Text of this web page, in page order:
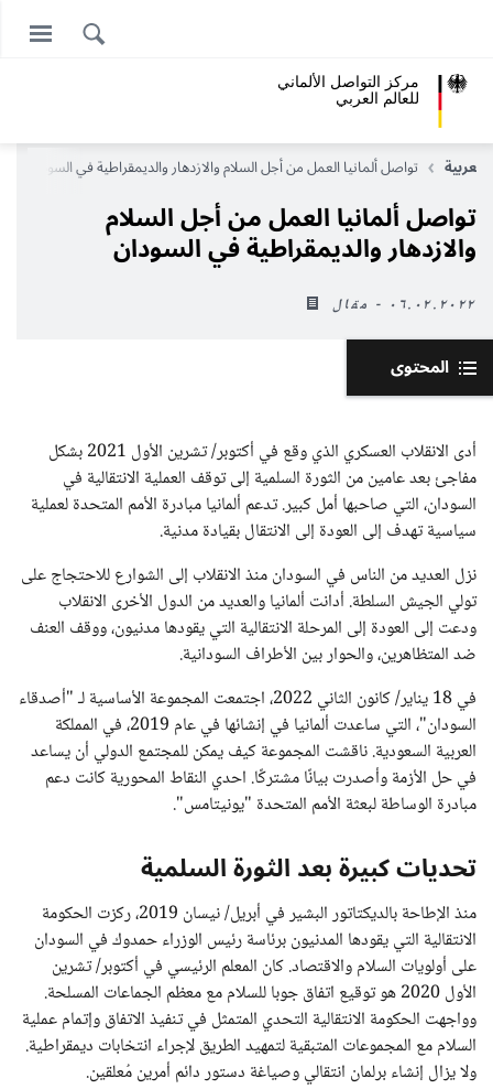
مركز التواصل الألماني
للعالم العربي
العربية تواصل ألمانيا العمل من أجل السلام والازدهار والديمقراطية في السودان
تواصل ألمانيا العمل من أجل السلام
والازدهار والديمقراطية في السودان
٠٦.٠٢.٢٠٢٢ - مقال
المحتوى
أدى الانقلاب العسكري الذي وقع في أكتوبر/ تشرين الأول 2021 بشكل
مفاجئ بعد عامين من الثورة السلمية إلى توقف العملية الانتقالية في
السودان، التي صاحبها أمل كبير. تدعم ألمانيا مبادرة الأمم المتحدة لعملية
سياسية تهدف إلى العودة إلى الانتقال بقيادة مدنية.
نزل العديد من الناس في السودان منذ الانقلاب إلى الشوارع للاحتجاج على
تولي الجيش السلطة. أدانت ألمانيا والعديد من الدول الأخرى الانقلاب
ودعت إلى العودة إلى المرحلة الانتقالية التي يقودها مدنيون، ووقف العنف
ضد المتظاهرين، والحوار بين الأطراف السودانية.
في 18 يناير/ كانون الثاني 2022، اجتمعت المجموعة الأساسية لـ "أصدقاء
السودان"، التي ساعدت ألمانيا في إنشائها في عام 2019، في المملكة
العربية السعودية. ناقشت المجموعة كيف يمكن للمجتمع الدولي أن يساعد
في حل الأزمة وأصدرت بيانًا مشتركًا. احدي النقاط المحورية كانت دعم
مبادرة الوساطة لبعثة الأمم المتحدة "يونيتامس".
تحديات كبيرة بعد الثورة السلمية
منذ الإطاحة بالديكتاتور البشير في أبريل/ نيسان 2019، ركزت الحكومة
الانتقالية التي يقودها المدنيون برئاسة رئيس الوزراء حمدوك في السودان
على أولويات السلام والاقتصاد. كان المعلم الرئيسي في أكتوبر/ تشرين
الأول 2020 هو توقيع اتفاق جوبا للسلام مع معظم الجماعات المسلحة.
وواجهت الحكومة الانتقالية التحدي المتمثل في تنفيذ الاتفاق وإتمام عملية
السلام مع المجموعات المتبقية لتمهيد الطريق لإجراء انتخابات ديمقراطية.
ولا يزال إنشاء برلمان انتقالي وصياغة دستور دائم أمرين مُعلقين.